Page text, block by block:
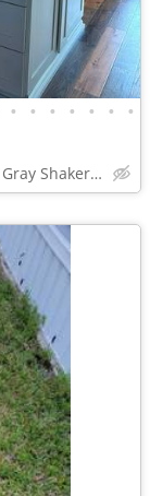
• • • • • • •
ABCabinetry.com -- White Shaker, Gray Shaker, Raised Panel